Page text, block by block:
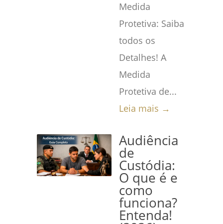
Medida
Protetiva: Saiba
todos os
Detalhes! A
Medida
Protetiva de...
Leia mais →
Audiência
de
Custódia:
O que é e
como
funciona?
Entenda!